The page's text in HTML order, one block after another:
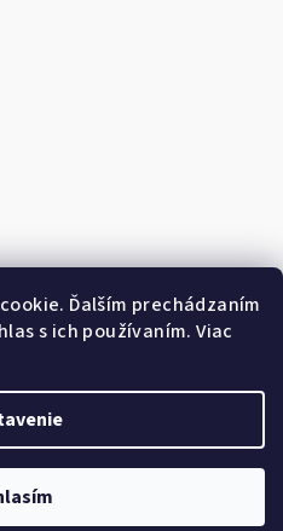
Ďalším prechádzaním
s ich používaním. Viac